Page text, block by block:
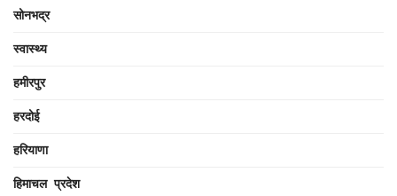
सोनभद्र
स्वास्थ्य
हमीरपुर
हरदोई
हरियाणा
हिमाचल प्रदेश